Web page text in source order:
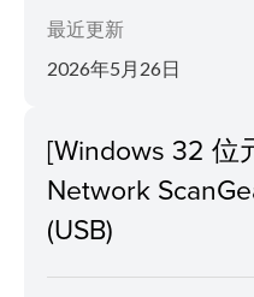
最近更新
2026年5月26日
[Windows 32 位
Network
(USB)